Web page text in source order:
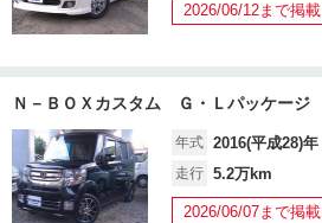
2026/06/12まで掲載
Ｎ－ＢＯＸカスタム Ｇ・Ｌパッケージ
年式 2016(平成28)年
走行 5.2万km
2026/06/07まで掲載